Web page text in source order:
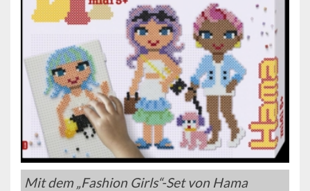
Mit dem „Fashion Girls“-Set von Hama